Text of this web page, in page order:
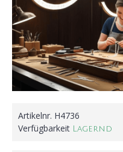
Artikelnr. H4736
Verfügbarkeit
Lagernd